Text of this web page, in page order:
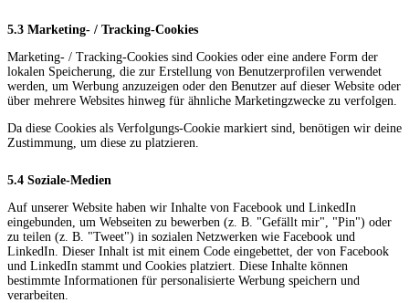
5.3 Marketing- / Tracking-Cookies
Marketing- / Tracking-Cookies sind Cookies oder eine andere Form der
lokalen Speicherung, die zur Erstellung von Benutzerprofilen verwendet
werden, um Werbung anzuzeigen oder den Benutzer auf dieser Website oder
über mehrere Websites hinweg für ähnliche Marketingzwecke zu verfolgen.
Da diese Cookies als Verfolgungs-Cookie markiert sind, benötigen wir deine
Zustimmung, um diese zu platzieren.
5.4 Soziale-Medien
Auf unserer Website haben wir Inhalte von Facebook und LinkedIn
eingebunden, um Webseiten zu bewerben (z. B. "Gefällt mir", "Pin") oder
zu teilen (z. B. "Tweet") in sozialen Netzwerken wie Facebook und
LinkedIn. Dieser Inhalt ist mit einem Code eingebettet, der von Facebook
und LinkedIn stammt und Cookies platziert. Diese Inhalte können
bestimmte Informationen für personalisierte Werbung speichern und
verarbeiten.